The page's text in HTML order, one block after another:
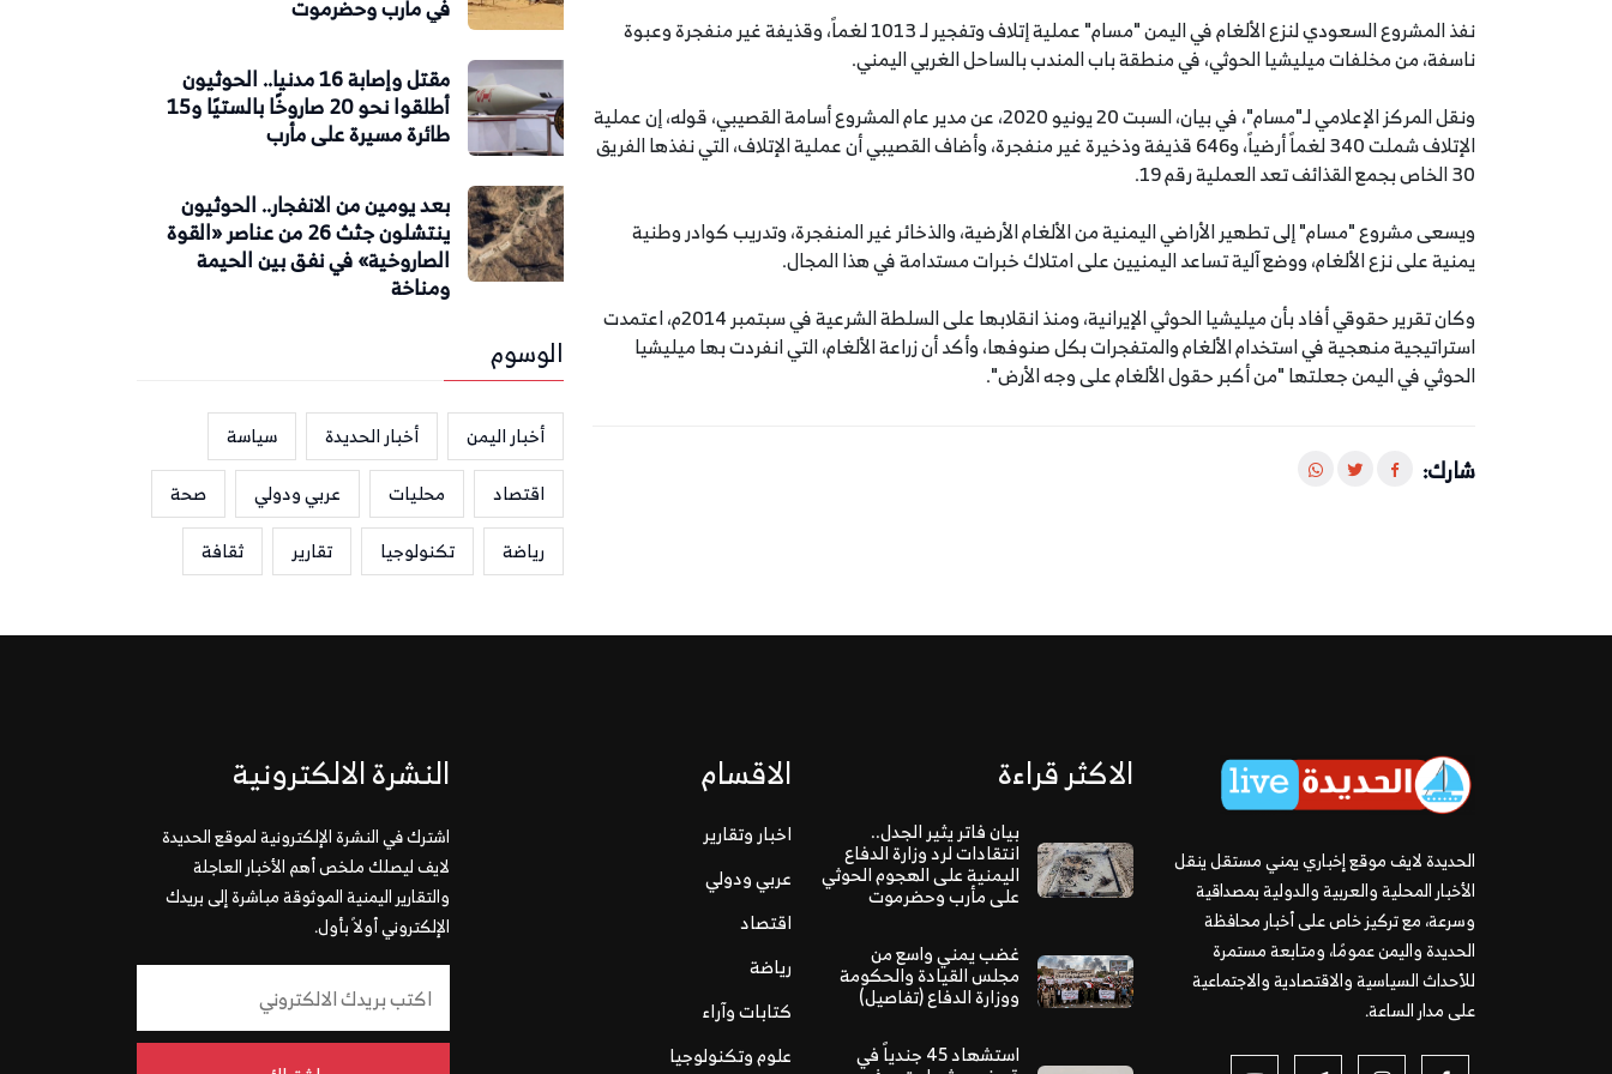
نفذ المشروع السعودي لنزع الألغام في اليمن "مسام" عملية إتلاف وتفجير لـ 1013 لغماً، وقذيفة غير منفجرة وعبوة
ناسفة، من مخلفات ميليشيا الحوثي، في منطقة باب المندب بالساحل الغربي اليمني.
ونقل المركز الإعلامي لـ"مسام"، في بيان، السبت 20 يونيو 2020، عن مدير عام المشروع أسامة القصيبي، قوله، إن عملية
الإتلاف شملت 340 لغماً أرضياً، و646 قذيفة وذخيرة غير منفجرة، وأضاف القصيبي أن عملية الإتلاف، التي نفذها الفريق
30 الخاص بجمع القذائف تعد العملية رقم 19.
ويسعى مشروع "مسام" إلى تطهير الأراضي اليمنية من الألغام الأرضية، والذخائر غير المنفجرة، وتدريب كوادر وطنية
يمنية على نزع الألغام، ووضع آلية تساعد اليمنيين على امتلاك خبرات مستدامة في هذا المجال.
وكان تقرير حقوقي أفاد بأن ميليشيا الحوثي الإيرانية، ومنذ انقلابها على السلطة الشرعية في سبتمبر 2014م، اعتمدت
استراتيجية منهجية في استخدام الألغام والمتفجرات بكل صنوفها، وأكد أن زراعة الألغام، التي انفردت بها ميليشيا
الحوثي في اليمن جعلتها "من أكبر حقول الألغام على وجه الأرض".
شارك:
في مأرب وحضرموت
مقتل وإصابة 16 مدنيا.. الحوثيون
أطلقوا نحو 20 صاروخًا بالستيًا و15
طائرة مسيرة على مأرب
بعد يومين من الانفجار.. الحوثيون
ينتشلون جثث 26 من عناصر «القوة
الصاروخية» في نفق بين الحيمة
ومناخة
الوسوم
أخبار اليمن أخبار الحديدة
سياسة
اقتصاد
محليات عربي ودولي
صحة
رياضة
تكنولوجيا تقارير ثقافة
الحديدة لايف موقع إخباري يمني مستقل ينقل
الأخبار المحلية والعربية والدولية بمصداقية
وسرعة، مع تركيز خاص على أخبار محافظة
الحديدة واليمن عمومًا، ومتابعة مستمرة
للأحداث السياسية والاقتصادية والاجتماعية
على مدار الساعة.
الاكثر قراءة
بيان فاتر يثير الجدل..
انتقادات لرد وزارة الدفاع
اليمنية على الهجوم الحوثي
على مأرب وحضرموت
غضب يمني واسع من
مجلس القيادة والحكومة
ووزارة الدفاع (تفاصيل)
استشهاد 45 جندياً في
الاقسام
اخبار وتقارير
عربي ودولي
اقتصاد
رياضة
كتابات وآراء
علوم وتكنولوجيا
النشرة الالكترونية
اشترك في النشرة الإلكترونية لموقع الحديدة
لايف ليصلك ملخص أهم الأخبار العاجلة
والتقارير اليمنية الموثوقة مباشرة إلى بريدك
الإلكتروني أولاً بأول.